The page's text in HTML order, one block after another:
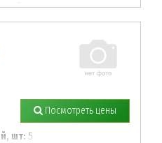
мм:
шт: 5
Посмотреть цены